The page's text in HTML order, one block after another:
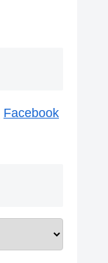
Facebook